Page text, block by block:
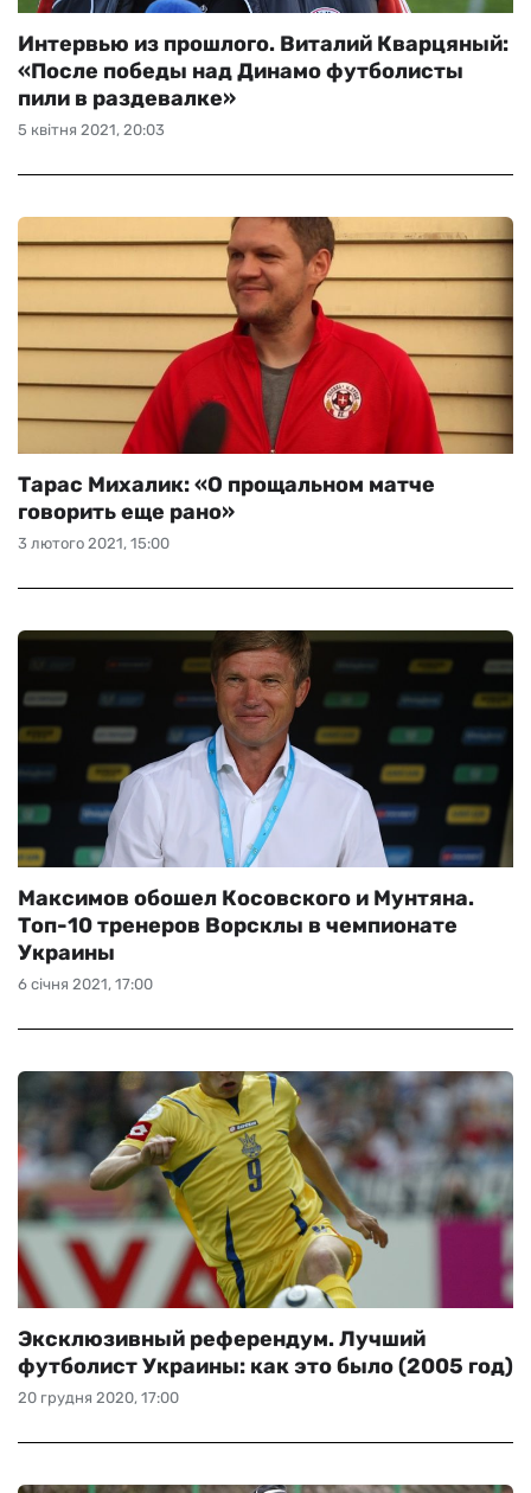
5 квітня 2021, 20:03
Интервью из прошлого. Виталий Кварцяный:
«После победы над Динамо футболисты
пили в раздевалке»
3 лютого 2021, 15:00
Тарас Михалик: «О прощальном матче
говорить еще рано»
6 січня 2021, 17:00
Максимов обошел Косовского и Мунтяна.
Топ-10 тренеров Ворсклы в чемпионате
Украины
20 грудня 2020, 17:00
Эксклюзивный референдум. Лучший
футболист Украины: как это было (2005 год)